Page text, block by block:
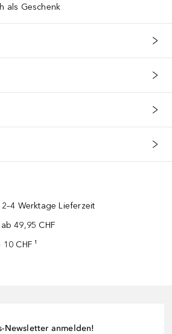
als Geschenk
Werktage Lieferzeit
49,95 CHF
CHF ¹
Newsletter anmelden!